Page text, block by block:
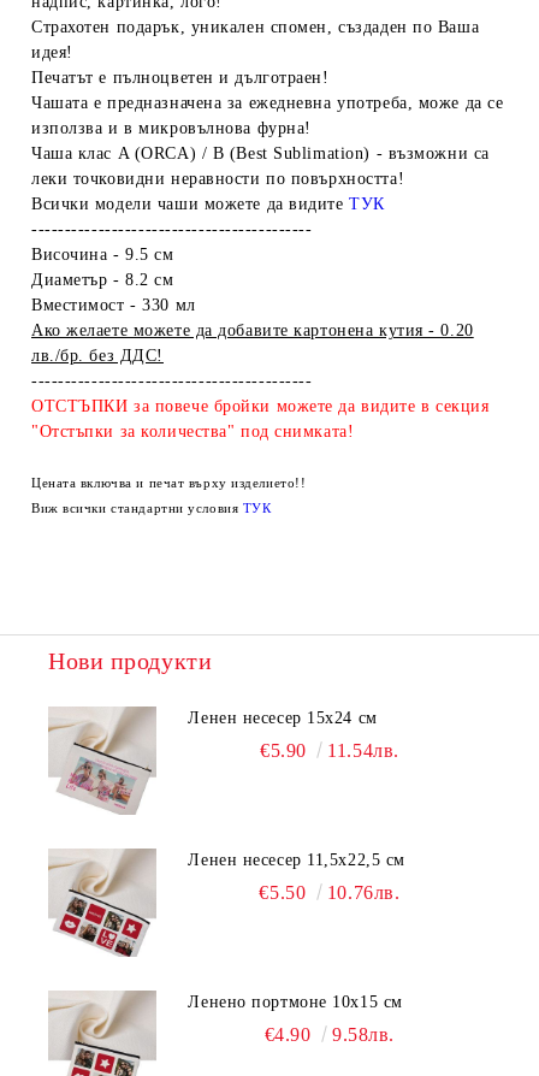
Страхотен подарък, уникален спомен, създаден по Ваша
идея!
Печатът е пълноцветен и дълготраен!
Чашата е предназначена за ежедневна употреба, може да се
използва и в микровълнова фурна!
Чаша клас A (ORCA) / B (Best Sublimation) - възможни са
леки точковидни неравности по повърхността!
Всички модели чаши можете да видитеТУК
------------------------------------------
Височина - 9.5 см
Диаметър - 8.2 см
Вместимост - 330 мл
Ако желаете можете да добавите картонена кутия - 0.20
лв./бр. без ДДС!
------------------------------------------
ОТСТЪПКИ за повече бройки можете да видите в секция
"Отстъпки за количества" под снимката!
Цената включва и печат върху изделието!!
Виж всички стандартни условия ТУК
Нови продукти
Ленен несесер 15х24 см
€5.90 11.54лв.
Ленен несесер 11,5х22,5 см
€5.50 10.76лв.
Ленено портмоне 10х15 см
€4.90 9.58лв.